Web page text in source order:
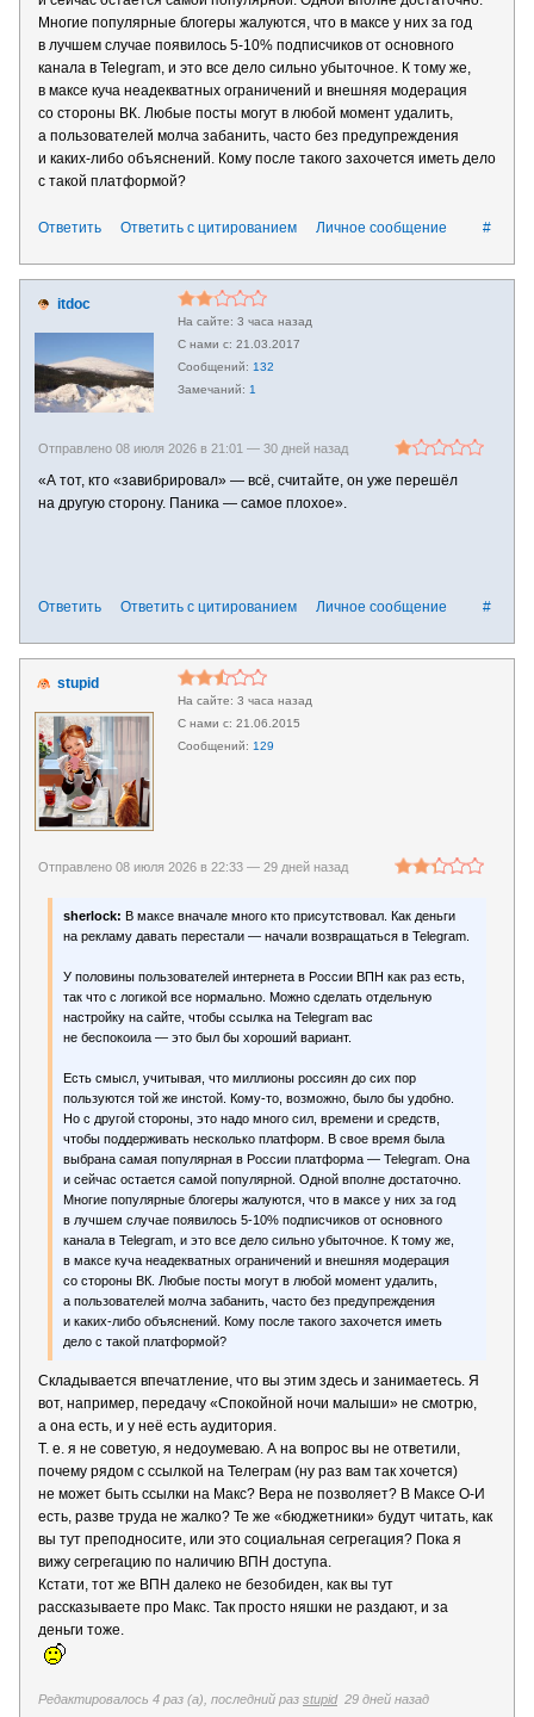
Многие популярные блогеры жалуются, что в максе у них за год
в лучшем случае появилось 5-10% подписчиков от основного
канала в Telegram, и это все дело сильно убыточное. К тому же,
в максе куча неадекватных ограничений и внешняя модерация
со стороны ВК. Любые посты могут в любой момент удалить,
а пользователей молча забанить, часто без предупреждения
и каких-либо объяснений. Кому после такого захочется иметь дело
с такой платформой?
#
Ответить Ответить с цитированием Личное сообщение
itdoc
3 часа назад
21.03.2017
132
1
Отправлено 08 июля 2026 в 21:01 — 30 дней назад
«А тот, кто «завибрировал» — всё, считайте, он уже перешёл
на другую сторону. Паника — самое плохое».
#
Ответить Ответить с цитированием Личное сообщение
stupid
3 часа назад
21.06.2015
129
Отправлено 08 июля 2026 в 22:33 — 29 дней назад
sherlock: В максе вначале много кто присутствовал. Как деньги
на рекламу давать перестали — начали возвращаться в Telegram.
У половины пользователей интернета в России ВПН как раз есть,
так что с логикой все нормально. Можно сделать отдельную
настройку на сайте, чтобы ссылка на Telegram вас
не беспокоила — это был бы хороший вариант.
Есть смысл, учитывая, что миллионы россиян до сих пор
пользуются той же инстой. Кому-то, возможно, было бы удобно.
Но с другой стороны, это надо много сил, времени и средств,
чтобы поддерживать несколько платформ. В свое время была
выбрана самая популярная в России платформа — Telegram. Она
и сейчас остается самой популярной. Одной вполне достаточно.
Многие популярные блогеры жалуются, что в максе у них за год
в лучшем случае появилось 5-10% подписчиков от основного
канала в Telegram, и это все дело сильно убыточное. К тому же,
в максе куча неадекватных ограничений и внешняя модерация
со стороны ВК. Любые посты могут в любой момент удалить,
а пользователей молча забанить, часто без предупреждения
и каких-либо объяснений. Кому после такого захочется иметь
дело с такой платформой?
Складывается впечатление, что вы этим здесь и занимаетесь. Я
вот, например, передачу «Спокойной ночи малыши» не смотрю,
а она есть, и у неё есть аудитория.
Т. е. я не советую, я недоумеваю. А на вопрос вы не ответили,
почему рядом с ссылкой на Телеграм (ну раз вам так хочется)
не может быть ссылки на Макс? Вера не позволяет? В Максе О-И
есть, разве труда не жалко? Те же «бюджетники» будут читать, как
вы тут преподносите, или это социальная сегрегация? Пока я
вижу сегрегацию по наличию ВПН доступа.
Кстати, тот же ВПН далеко не безобиден, как вы тут
рассказываете про Макс. Так просто няшки не раздают, и за
деньги тоже.
Редактировалось 4 раз (а), последний раз stupid 29 дней назад